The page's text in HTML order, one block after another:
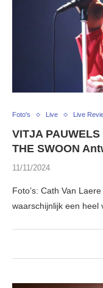
Foto's Live Live
VITJA
THE SWOON
11/11/2024
Foto’s: Cath Van
waarschijnlijk een